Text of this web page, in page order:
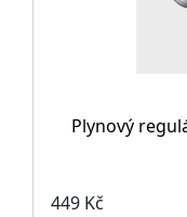
Plynový
449 Kč